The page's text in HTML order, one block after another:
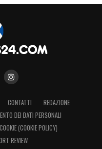
CONTATTI
REDAZIONE
DEI DATI PERSONALI
(COOKIE POLICY)
REVIEW